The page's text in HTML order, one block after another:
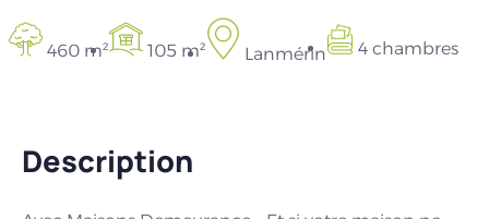
460 m² 105 m² Lanmérin 4 chambres
Description